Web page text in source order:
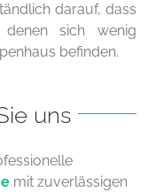
darauf, dass
sich wenig
befinden.
uns
mit zuverlässigen